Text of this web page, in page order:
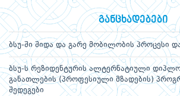
განცხადებები
ბსუ-ში შიდა და გარე მობილობის პროცესი
ბსუ-ს რეზიდენტურის ალტერნატიული
განათლების (პროფესიული მზადების)
შედეგები